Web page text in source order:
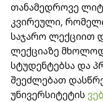
თანამედროვე
კვირეული,
საჯარო ლექციით
ლექციაზე
სტუდენტებსა და
შეეძლებათ
უნივერსიტეტის